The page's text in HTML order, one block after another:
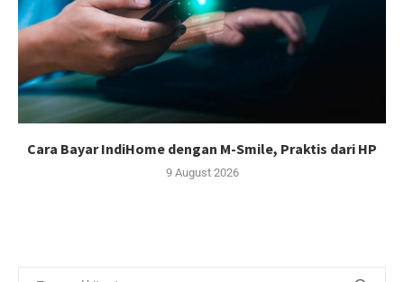
Cara Bayar IndiHome dengan M-Smile, Praktis dari HP
9 August 2026